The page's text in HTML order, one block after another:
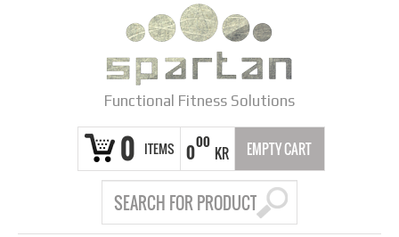
Functional Fitness Solutions
0 ITEMS 000
KR EMPTY CART